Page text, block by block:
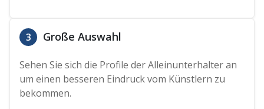
3 Große Auswahl
Sehen Sie sich die Profile der Alleinunterhalter an
um einen besseren Eindruck vom Künstlern zu
bekommen.